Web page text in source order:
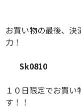
お買い物の最後、決
力！
Sk0810
１０日限定でお買い
す！！